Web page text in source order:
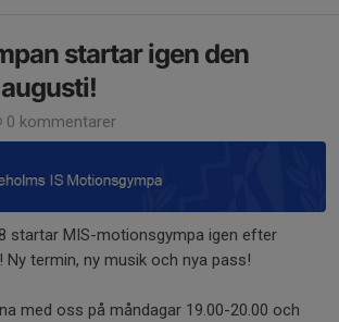
startar igen den
0 kommentarer
startar MIS-motionsgympa igen efter
Ny termin, ny musik och nya pass!
med oss på måndagar 19.00-20.00 och